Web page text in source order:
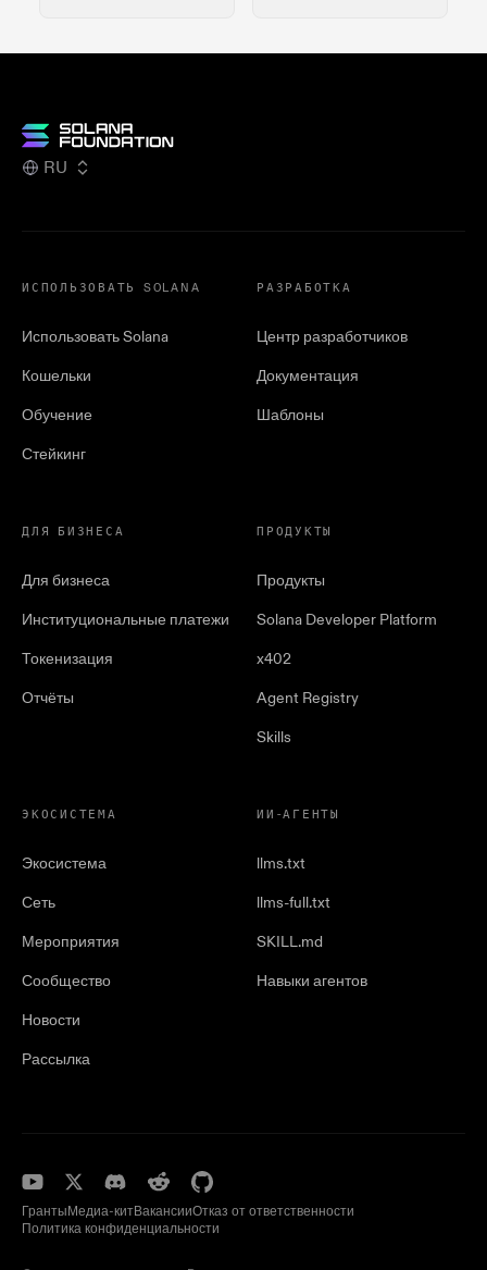
RU
ИСПОЛЬЗОВАТЬ SOLANA
Использовать Solana
Кошельки
Обучение
Стейкинг
РАЗРАБОТКА
Центр разработчиков
Документация
Шаблоны
ДЛЯ БИЗНЕСА
Для бизнеса
Институциональные платежи
Токенизация
Отчёты
ПРОДУКТЫ
Продукты
Solana Developer Platform
x402
Agent Registry
Skills
ЭКОСИСТЕМА
Экосистема
Сеть
Мероприятия
Сообщество
Новости
Рассылка
ИИ-АГЕНТЫ
llms.txt
llms-full.txt
SKILL.md
Навыки агентов
ГрантыМедиа-китВакансииОтказ от ответственности
Политика конфиденциальности